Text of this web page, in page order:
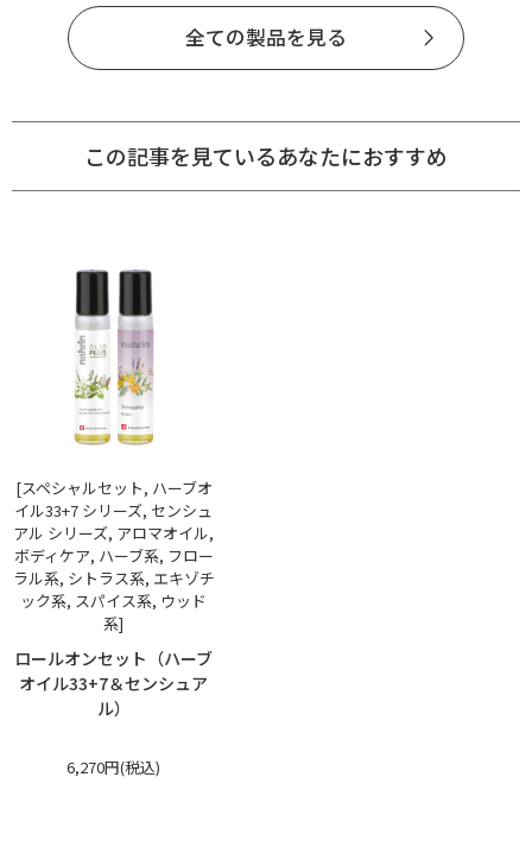
全ての製品を見る
この記事を見ているあなたにおすすめ
[スペシャルセット, ハーブオ
イル33+7 シリーズ, センシュ
アル シリーズ, アロマオイル,
ボディケア, ハーブ系, フロー
ラル系, シトラス系, エキゾチ
ック系, スパイス系, ウッド
系]
ロールオンセット（ハーブ
オイル33+7＆センシュア
ル）
6,270円(税込)